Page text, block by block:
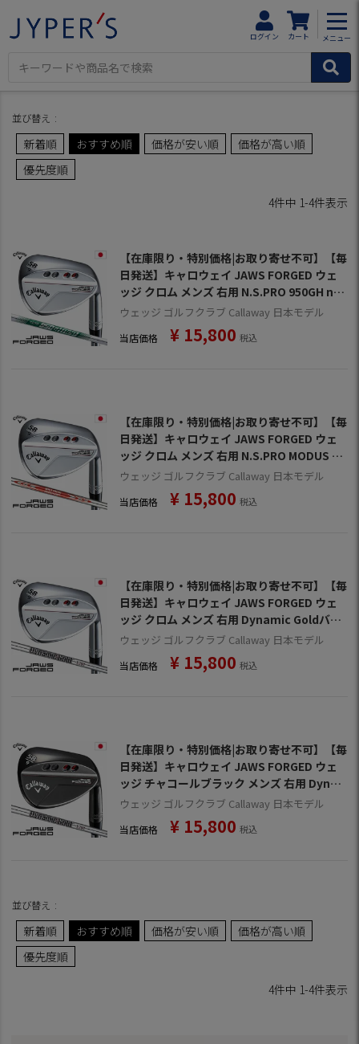
ログイン カート メニュー
HOME JAWS FORGED 0068696商品一覧
並び替え
新着順 おすすめ順 価格が安い順
価格が高い順
優先度順
4件中 1-4件表示
【在庫限り・特別価格|お取り寄せ不可】【毎
日発送】キャロウェイ JAWS FORGED ウェ
ッジ クロム メンズ 右用 N.S.PRO 950GH ne
o スチールシャフト 日本正規品 2023年モデ
ウェッジ ゴルフクラブ Callaway 日本モデル
当店価格 ¥ 15,800 税込
【在庫限り・特別価格|お取り寄せ不可】【毎
日発送】キャロウェイ JAWS FORGED ウェ
ッジ クロム メンズ 右用 N.S.PRO MODUS T
OUR115 スチールシャフト 日本正規品 2023
ウェッジ ゴルフクラブ Callaway 日本モデル
当店価格 ¥ 15,800 税込
【在庫限り・特別価格|お取り寄せ不可】【毎
日発送】キャロウェイ JAWS FORGED ウェ
ッジ クロム メンズ 右用 Dynamic Goldバー
ガンディ スチールシャフト 日本正規品 2023
ウェッジ ゴルフクラブ Callaway 日本モデル
当店価格 ¥ 15,800 税込
【在庫限り・特別価格|お取り寄せ不可】【毎
日発送】キャロウェイ JAWS FORGED ウェ
ッジ チャコールブラック メンズ 右用 Dyna
mic Goldバーガンディ スチールシャフト 日
本正規品 2023年モデル
ウェッジ ゴルフクラブ Callaway 日本モデル
当店価格 ¥ 15,800 税込
並び替え
新着順 おすすめ順 価格が安い順
価格が高い順
優先度順
4件中 1-4件表示